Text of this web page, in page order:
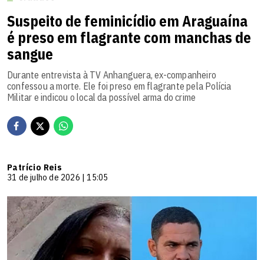
Suspeito de feminicídio em Araguaína
é preso em flagrante com manchas de
sangue
Durante entrevista à TV Anhanguera, ex-companheiro
confessou a morte. Ele foi preso em flagrante pela Polícia
Militar e indicou o local da possível arma do crime
Patrício Reis
31 de julho de 2026 | 15:05